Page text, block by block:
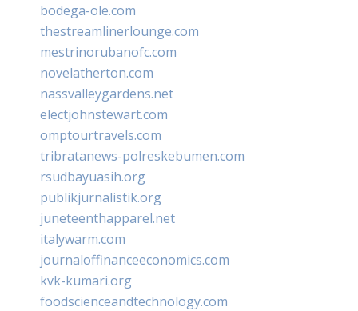
bodega-ole.com
thestreamlinerlounge.com
mestrinorubanofc.com
novelatherton.com
nassvalleygardens.net
electjohnstewart.com
omptourtravels.com
tribratanews-polreskebumen.com
rsudbayuasih.org
publikjurnalistik.org
juneteenthapparel.net
italywarm.com
journaloffinanceeconomics.com
kvk-kumari.org
foodscienceandtechnology.com